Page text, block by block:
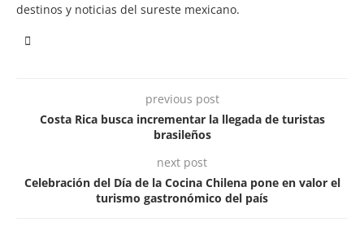
destinos y noticias del sureste mexicano.
previous post
Costa Rica busca incrementar la llegada de turistas
brasileños
next post
Celebración del Día de la Cocina Chilena pone en valor el
turismo gastronómico del país